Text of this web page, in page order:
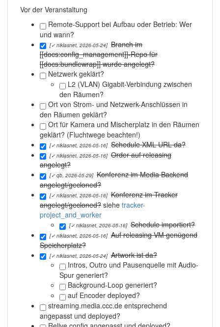
Vor der Veranstaltung
Remote-Support bei Aufbau oder Betrieb: Wer
und wann?
[✓ niklasnet, 2026-05-24] Branch im
[[docs:config_management]]-Repo für
[[docs:bundlewrap]] wurde angelegt?
Netzwerk geklärt?
L2 (VLAN) Gigabit-Verbindung zwischen
den Räumen?
Ort von Strom- und Netzwerk-Anschlüssen in
den Räumen geklärt?
Ort für Kamera und Mischerplatz in den Räumen
geklärt? (Fluchtwege beachten!)
[✓ niklasnet, 2026-05-16] Schedule XML URL da?
[✓ niklasnet, 2026-05-16] Order auf releasing
angelegt?
[✓ qb, 2026-05-29] Konferenz im Media Backend
angelegt/gecloned?
[✓ niklasnet, 2026-05-16] Konferenz im Tracker
angelegt/gecloned? siehe tracker-
project_and_worker
[✓ niklasnet, 2026-05-16] Schedule importiert?
[✓ niklasnet, 2026-05-16] Auf releasing VM genügend
Speicherplatz?
[✓ niklasnet, 2026-05-24] Artwork ist da?
Intros, Outro und Pausenquelle mit Audio-
Spur generiert?
Background-Loop generiert?
auf Encoder deployed?
streaming.media.ccc.de entsprechend
angepasst und deployed?